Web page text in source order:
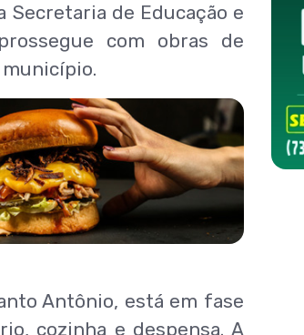
de Educação e
com obras de
Antônio, está em fase
cozinha e despensa. A